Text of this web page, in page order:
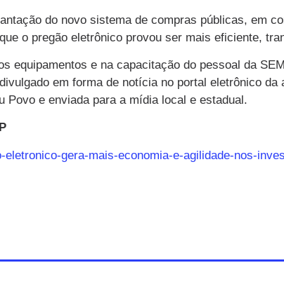
do novo sistema de compras públicas, em
o pregão eletrônico provou ser mais eficiente,
equipamentos e na capacitação do pessoal da
em forma de notícia no portal eletrônico
Povo e enviada para a mídia local e estadual.
gera-mais-economia-e-agilidade-nos-